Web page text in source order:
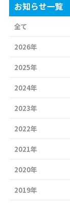
お知らせ一覧
全て
2026年
2025年
2024年
2023年
2022年
2021年
2020年
2019年